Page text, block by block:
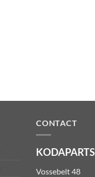
CONTACT
KODAPARTS
Vossebelt 48